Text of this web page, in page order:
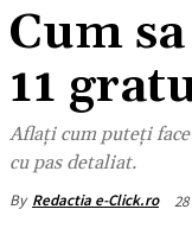
Cum
11
Aflați cum puteți
cu pas detaliat.
By Redactia e-Click.ro